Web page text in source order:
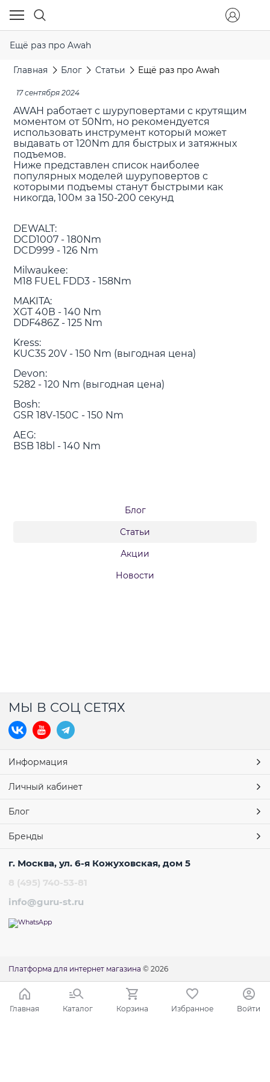
Ещё раз про Awah
Главная Блог Статьи Ещё раз про Awah
17 сентября 2024
AWAH работает с шуруповертами с крутящим
моментом от 50Nm, но рекомендуется
использовать инструмент который может
выдавать от 120Nm для быстрых и затяжных
подъемов.
Ниже представлен список наиболее
популярных моделей шуруповертов с
которыми подъемы станут быстрыми как
никогда, 100м за 150-200 секунд
DEWALT:
DCD1007 - 180Nm
DCD999 - 126 Nm
Milwaukee:
M18 FUEL FDD3 - 158Nm
MAKITA:
XGT 40В - 140 Nm
DDF486Z - 125 Nm
Kress:
KUC35 20V - 150 Nm (выгодная цена)
Devon:
5282 - 120 Nm (выгодная цена)
Bosh:
GSR 18V-150C - 150 Nm
AEG:
BSB 18bl - 140 Nm
Блог
Статьи
Акции
Новости
МЫ В СОЦ СЕТЯХ
Информация
Личный кабинет
Блог
Бренды
г. Москва, ул. 6-я Кожуховская, дом 5
8 (495) 740-53-81
info@guru-st.ru
Платформа для интернет магазина © 2026
Главная Каталог Корзина Избранное Войти